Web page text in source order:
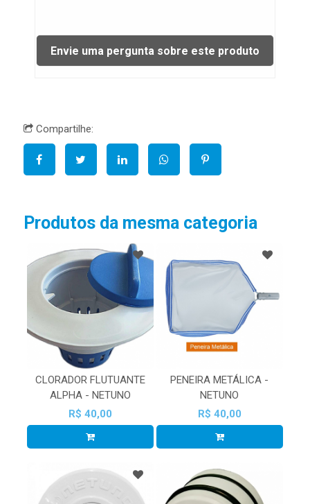
Compartilhe:
Produtos da mesma categoria
CLORADOR FLUTUANTE
ALPHA - NETUNO
R$ 40,00
PENEIRA METÁLICA -
NETUNO
R$ 40,00